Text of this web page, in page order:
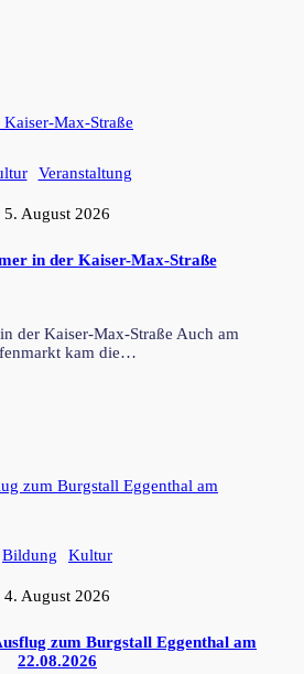
Veranstaltung
5. August 2026
in der Kaiser-Max-Straße
der Kaiser-Max-Straße Auch am
kam die…
Bildung Kultur
4. August 2026
zum Burgstall Eggenthal am
22.08.2026